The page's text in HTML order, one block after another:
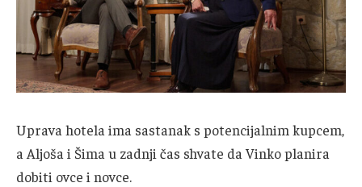
Uprava hotela ima sastanak s potencijalnim kupcem,
a Aljoša i Šima u zadnji čas shvate da Vinko planira
dobiti ovce i novce.